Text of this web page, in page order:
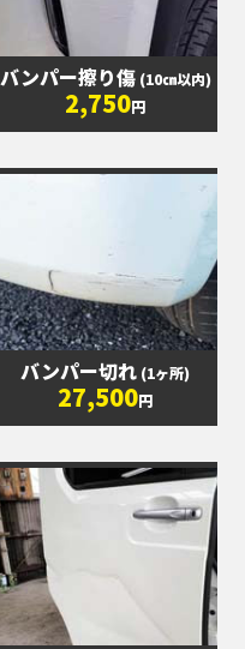
バンパー擦り傷 (10㎝以内)
2,750円
バンパー切れ (1ヶ所)
27,500円